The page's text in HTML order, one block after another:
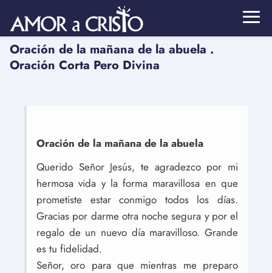
Oración de la mañana de la abuela .
Oración Corta Pero Divina
Oración de la mañana de la abuela
Querido Señor Jesús, te agradezco por mi
hermosa vida y la forma maravillosa en que
prometiste estar conmigo todos los días.
Gracias por darme otra noche segura y por el
regalo de un nuevo día maravilloso. Grande
es tu fidelidad.
Señor, oro para que mientras me preparo